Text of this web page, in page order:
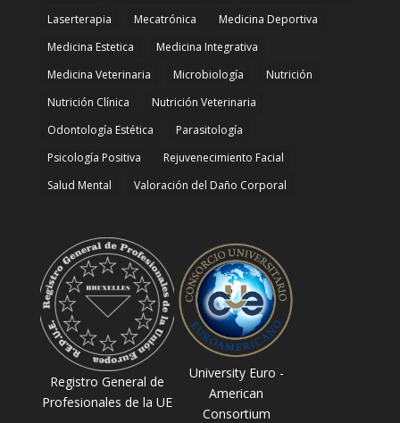
Laserterapia
Mecatrónica
Medicina Deportiva
Medicina Estetica
Medicina Integrativa
Medicina Veterinaria
Microbiología
Nutrición
Nutrición Clínica
Nutrición Veterinaria
Odontología Estética
Parasitología
Psicología Positiva
Rejuvenecimiento Facial
Salud Mental
Valoración del Daño Corporal
Registro General de
Profesionales de la UE
University Euro -
American
Consortium